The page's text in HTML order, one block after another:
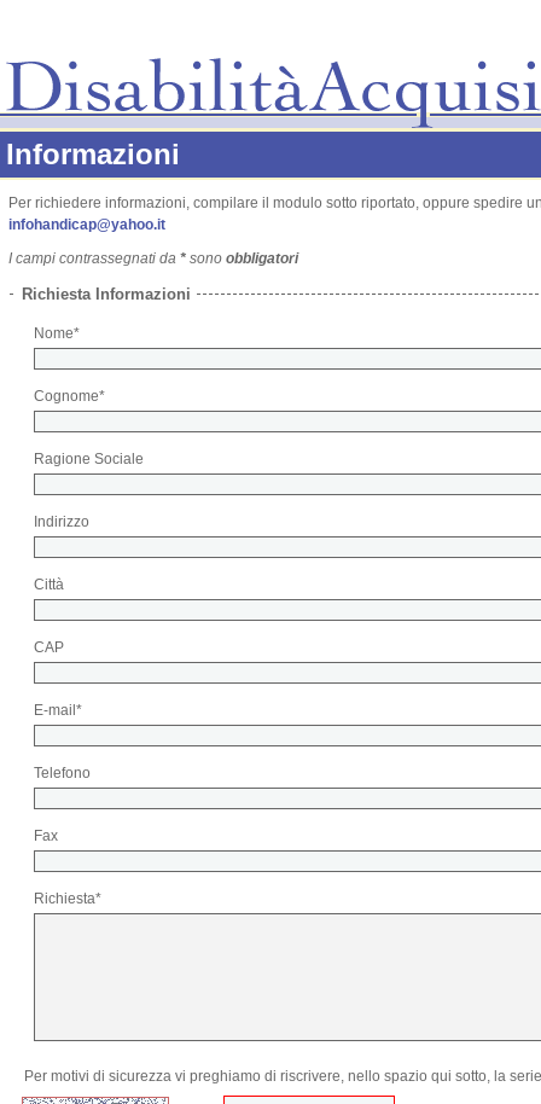
Informazioni
Per richiedere informazioni, compilare il modulo sotto riportato, oppure spedire
infohandicap@yahoo.it
I campi contrassegnati da * sono obbligatori
Richiesta Informazioni
Nome*
Cognome*
Ragione Sociale
Indirizzo
Città
CAP
E-mail*
Telefono
Fax
Richiesta*
Per motivi di sicurezza vi preghiamo di riscrivere, nello spazio qui sotto, la